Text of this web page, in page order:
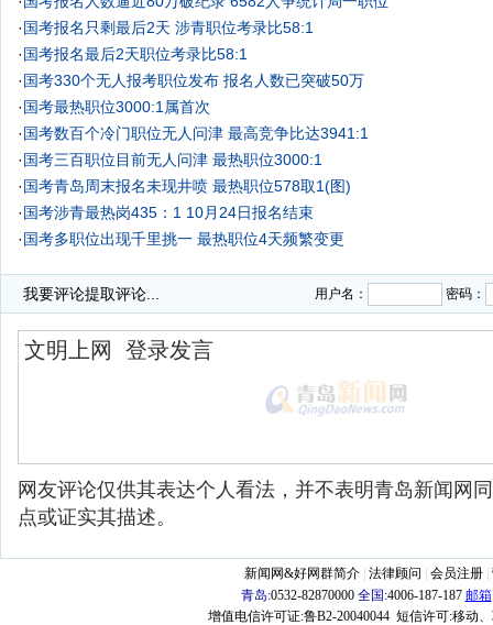
·国考报名只剩最后2天 涉青职位考录比58:1
·国考报名最后2天职位考录比58:1
·国考330个无人报考职位发布 报名人数已突破50万
·国考最热职位3000:1属首次
·国考数百个冷门职位无人问津 最高竞争比达3941:1
·国考三百职位目前无人问津 最热职位3000:1
·国考青岛周末报名未现井喷 最热职位578取1(图)
·国考涉青最热岗435：1 10月24日报名结束
·国考多职位出现千里挑一 最热职位4天频繁变更
我要评论提取评论... 用户名： 密码：
网友评论仅供其表达个人看法，并不表明青岛新闻网
点或证实其描述。